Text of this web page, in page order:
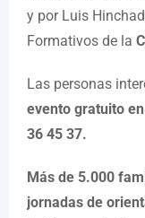
y por Luis
Formativos de la
Las personas
evento gratuito
36 45 37.
Más de 5.000
jornadas de